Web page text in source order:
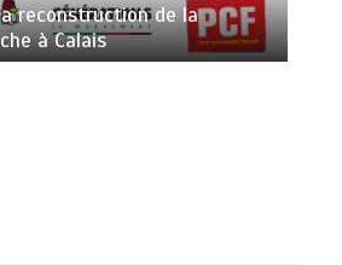
reconstruction de la
à Calais